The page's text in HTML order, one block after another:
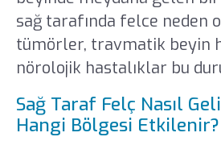
sağ tarafında felce neden
tümörler, travmatik beyin
nörolojik hastalıklar bu
Sağ Taraf Felç Nasıl
Hangi Bölgesi Etkilenir?